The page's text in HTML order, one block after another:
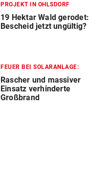
PROJEKT IN OHLSDORF
19 Hektar Wald gerodet:
Bescheid jetzt ungültig?
FEUER BEI SOLARANLAGE:
Rascher und massiver
Einsatz verhinderte
Großbrand